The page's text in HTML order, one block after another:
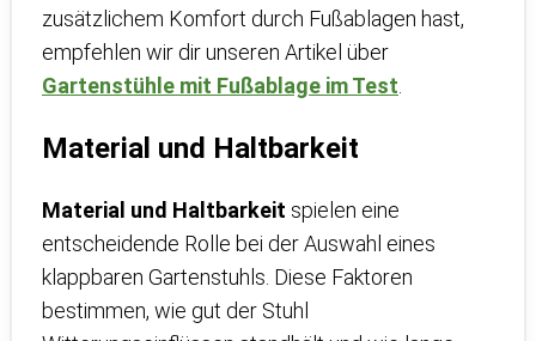
zusätzlichem Komfort durch Fußablagen hast,
empfehlen wir dir unseren Artikel über
Gartenstühle mit Fußablage im Test
Material und Haltbarkeit
Material und Haltbarkeit spielen eine
entscheidende Rolle bei der Auswahl eines
klappbaren Gartenstuhls. Diese Faktoren
bestimmen, wie gut der Stuhl